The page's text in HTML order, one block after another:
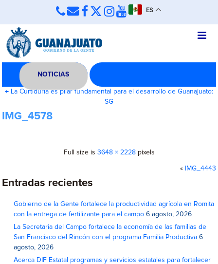
ES
NOTICIAS
← La Curtiduría es pilar fundamental para el desarrollo de Guanajuato:
SG
IMG_4578
Full size is 3648 × 2228pixels
« IMG_4443
Entradas recientes
Gobierno de la Gente fortalece la productividad agrícola en Romita
con la entrega de fertilizante para el campo 6 agosto, 2026
La Secretaria del Campo fortalece la economía de las familias de
San Francisco del Rincón con el programa Familia Productiva 6
agosto, 2026
Acerca DIF Estatal programas y servicios estatales para fortalecer